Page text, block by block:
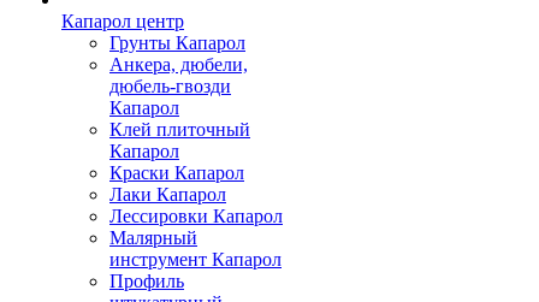
Капарол центр
Грунты Капарол
Анкера, дюбели,
дюбель-гвозди
Капарол
Клей плиточный
Капарол
Краски Капарол
Лаки Капарол
Лессировки Капарол
Малярный
инструмент Капарол
Профиль